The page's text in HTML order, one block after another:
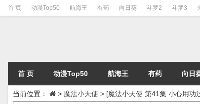
首 页 动漫Top50 航海王 有药 向日葵 斗罗2 斗罗3
首 页 动漫Top50 航海王 有药 向日
当前位置： > 魔法小天使 > [魔法小天使 第41集 小心用功